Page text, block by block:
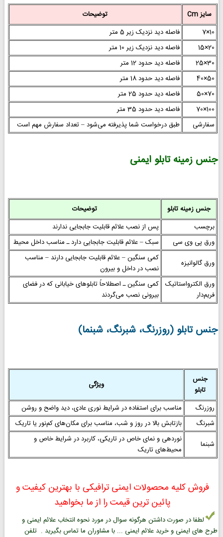
سایز Cm
توضیحات
10×7
فاصله دید نزدیک زیر 5 متر
20×15
فاصله دید نزدیک زیر 10 متر
30×25
فاصله دید حدود 12 متر
50×40
فاصله دید حدود 18 متر
70×50
فاصله دید حدود 25 متر
100×70
فاصله دید حدود 35 متر
سفارشی
طبق درخواست شما پذیرفته می‌شود – تعداد سفارش مهم است
جنس زمینه تابلو ایمنی
جنس زمینه تابلو
توضیحات
برچسب
پس از نصب علائم قابلیت جابجایی ندارند
ورق پی وی سی
سبک – علائم قابلیت جابجایی دارد ـ مناسب داخل محیط
ورق گالوانیزه
کمی سنگین – علائم قابلیت جابجایی دارند – مناسب
نصب در داخل و بیرون
ورق الکترواستاتیک
فریم‌دار
کمی سنگین ـ اصطلاحاً تابلوهای خیابانی که در فضای
بیرونی نصب می‌گردند
جنس تابلو (روزرنگ، شبرنگ، شبنما)
جنس
تابلو
ویژگی
روزرنگ
مناسب برای استفاده در شرایط نوری عادی، دید واضح و روشن
شبرنگ
بازتابش بالا در روز و شب، مناسب برای مکان‌های کم‌نور یا تاریک
شبنما
نوردهی و نمای خاص در تاریکی، کاربرد در شرایط خاص و
محیط‌های تاریک
فروش کلیه محصولات ایمنی ترافیکی با بهترین کیفیت و
پائین ترین قیمت را از ما بخواهید
لطفا در صورت داشتن هرگونه سوال در مورد نحوه انتخاب علائم ایمنی و
طرح های ایمنی و خرید علائم ایمنی ... با مشاوران ما تماس بگیرید . تلفن